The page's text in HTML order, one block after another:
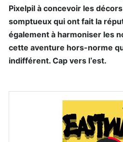
Pixelpil à concevoir les
somptueux qui ont fait la
également à harmoniser les
cette aventure hors-norme
indifférent. Cap vers l’est.